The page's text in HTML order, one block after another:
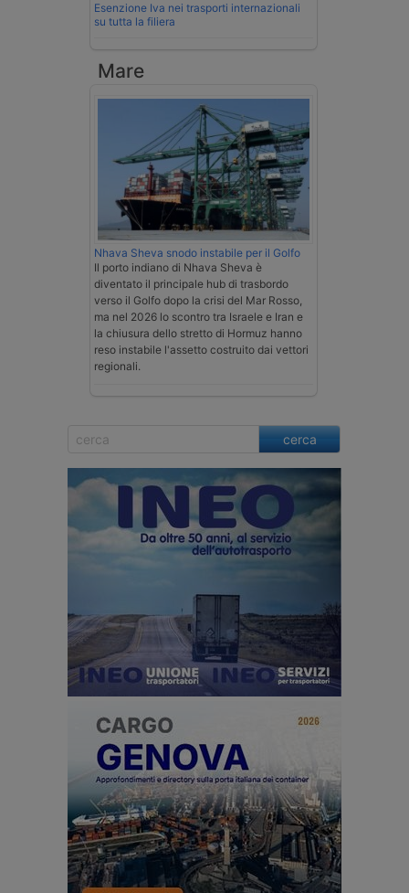
Esenzione Iva nei trasporti internazionali
su tutta la filiera
Mare
Nhava Sheva snodo instabile per il Golfo
Il porto indiano di Nhava Sheva è
diventato il principale hub di trasbordo
verso il Golfo dopo la crisi del Mar Rosso,
ma nel 2026 lo scontro tra Israele e Iran e
la chiusura dello stretto di Hormuz hanno
reso instabile l'assetto costruito dai vettori
regionali.
cerca